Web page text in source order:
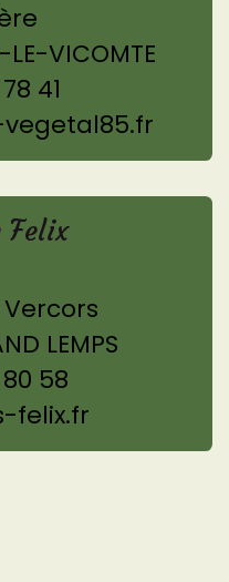
LE-VICOMTE
41
Felix
LEMPS
58
felix.fr